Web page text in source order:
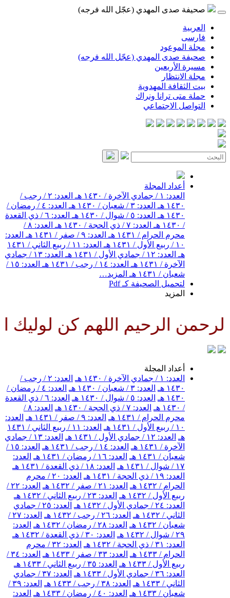
صحيفة صدى المهدي (عجّل الله فرجه)
العربية
فارسی
مجلة الموعود
صحيفة صدى المهدي (عجّل الله فرجه)
مسيرة الأربعين
مجلة الانتظار
بيت الثقافة المهدوية
حملة متى ترانا ونراك
التواصل الاجتماعي
أعداد المجلة
العدد: ١ / جمادي الآخرة / ١٤٣٠ هـ
العدد: ٢ / رجب /
١٤٣٠ هـ
العدد: ٣ / شعبان / ١٤٣٠ هـ
العدد: ٤ / رمضان /
١٤٣٠ هـ
العدد: ٥ / شوال / ١٤٣٠ هـ
العدد: ٦ / ذي القعدة
/ ١٤٣٠ هـ
العدد: ٧ / ذي الحجة / ١٤٣٠ هـ
العدد: ٨ /
محرم الحرام / ١٤٣١ هـ
العدد: ٩ / صفر / ١٤٣١ هـ
العدد:
١٠ / ربيع الأول / ١٤٣١ هـ
العدد: ١١ / ربيع الثاني / ١٤٣١
هـ العدد: ١٢ / جمادي الأول / ١٤٣١ هـ
العدد: ١٣ / جمادي
الآخرة / ١٤٣١ هـ
العدد: ١٤ / رجب / ١٤٣١ هـ
العدد: ١٥ /
شعبان / ١٤٣١ هـ
المزيد…
لتحميل الصحيفة كـ Pdf
المزيد
الرحيم اللهم كن لوليك
أعداد المجلة
العدد: ١ / جمادي الآخرة / ١٤٣٠ هـ
العدد: ٢ / رجب /
١٤٣٠ هـ
العدد: ٣ / شعبان / ١٤٣٠ هـ
العدد: ٤ / رمضان /
١٤٣٠ هـ
العدد: ٥ / شوال / ١٤٣٠ هـ
العدد: ٦ / ذي القعدة
/ ١٤٣٠ هـ
العدد: ٧ / ذي الحجة / ١٤٣٠ هـ
العدد: ٨ /
محرم الحرام / ١٤٣١ هـ
العدد: ٩ / صفر / ١٤٣١ هـ
العدد:
١٠ / ربيع الأول / ١٤٣١ هـ
العدد: ١١ / ربيع الثاني / ١٤٣١
هـ العدد: ١٢ / جمادي الأول / ١٤٣١ هـ
العدد: ١٣ / جمادي
الآخرة / ١٤٣١ هـ
العدد: ١٤ / رجب / ١٤٣١ هـ
العدد: ١٥ /
شعبان / ١٤٣١ هـ
العدد: ١٦ / رمضان / ١٤٣١ هـ
العدد:
١٧ / شوال / ١٤٣١ هـ
العدد: ١٨ / ذي القعدة / ١٤٣١ هـ
العدد: ١٩ / ذي الحجة / ١٤٣١ هـ
العدد: ٢٠ / محرم
الحرام / ١٤٣٢ هـ
العدد: ٢١ / صفر / ١٤٣٢ هـ
العدد: ٢٢ /
ربيع الأول / ١٤٣٢ هـ
العدد: ٢٣ / ربيع الثاني / ١٤٣٢ هـ
العدد: ٢٤ / جمادي الأول / ١٤٣٢ هـ
العدد: ٢٥ / جمادي
الثاني / ١٤٣٢ هـ
العدد: ٢٦ / رجب / ١٤٣٢ هـ
العدد: ٢٧ /
شعبان / ١٤٣٢ هـ
العدد: ٢٨ / رمضان / ١٤٣٢ هـ
العدد:
٢٩ / شوال / ١٤٣٢ هـ
العدد: ٣٠ / ذي القعدة / ١٤٣٢ هـ
العدد: ٣١ / ذي الحجة / ١٤٣٢ هـ
العدد: ٣٢ / محرم
الحرام / ١٤٣٣ هـ
العدد: ٣٣ / صفر / ١٤٣٣ هـ
العدد: ٣٤ /
ربيع الأول / ١٤٣٣ هـ
العدد: ٣٥ / ربيع الثاني / ١٤٣٣ هـ
العدد: ٣٦ / جمادي الأول / ١٤٣٣ هـ
العدد: ٣٧ / جمادي
الثاني / ١٤٣٣ هـ
العدد: ٣٨ / رجب / ١٤٣٣ هـ
العدد: ٣٩ /
شعبان / ١٤٣٣ هـ
العدد: ٤٠ / رمضان / ١٤٣٣ هـ
العدد: